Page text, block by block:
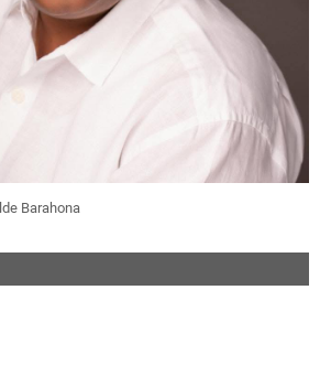
Barahona